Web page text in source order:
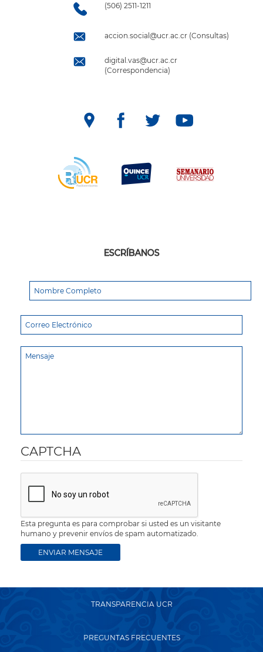
(506) 2511-1211
accion.social@ucr.ac.cr (Consultas)
digital.vas@ucr.ac.cr
(Correspondencia)
ESCRÍBANOS
CAPTCHA
Esta pregunta es para comprobar si usted es un visitante
humano y prevenir envíos de spam automatizado.
TRANSPARENCIA UCR
PREGUNTAS FRECUENTES